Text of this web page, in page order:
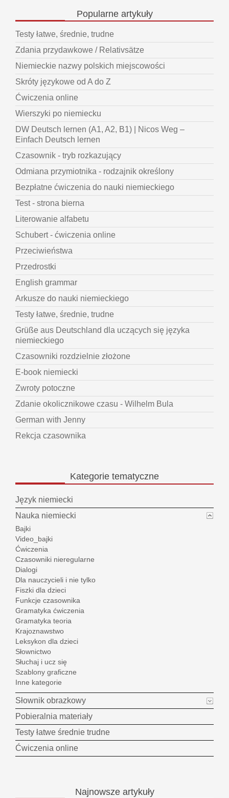
Popularneartykuły
Testy łatwe, średnie, trudne
Zdania przydawkowe / Relativsätze
Niemieckie nazwy polskich miejscowości
Skróty językowe od A do Z
Ćwiczenia online
Wierszyki po niemiecku
DW Deutsch lernen (A1, A2, B1) | Nicos Weg –
Einfach Deutsch lernen
Czasownik - tryb rozkazujący
Odmiana przymiotnika - rodzajnik określony
Bezpłatne ćwiczenia do nauki niemieckiego
Test - strona bierna
Literowanie alfabetu
Schubert - ćwiczenia online
Przeciwieństwa
Przedrostki
English grammar
Arkusze do nauki niemieckiego
Testy łatwe, średnie, trudne
Grüße aus Deutschland dla uczących się języka
niemieckiego
Czasowniki rozdzielnie złożone
E-book niemiecki
Zwroty potoczne
Zdanie okolicznikowe czasu - Wilhelm Bula
German with Jenny
Rekcja czasownika
Kategorie tematyczne
Język niemiecki
Nauka niemiecki
Bajki
Video_bajki
Ćwiczenia
Czasowniki nieregularne
Dialogi
Dla nauczycieli i nie tylko
Fiszki dla dzieci
Funkcje czasownika
Gramatyka ćwiczenia
Gramatyka teoria
Krajoznawstwo
Leksykon dla dzieci
Słownictwo
Słuchaj i ucz się
Szablony graficzne
Inne kategorie
Słownik obrazkowy
Pobieralnia materiały
Testy łatwe średnie trudne
Ćwiczenia online
Najnowszeartykuły